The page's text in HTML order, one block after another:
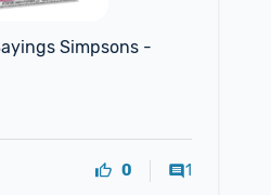
Simpsons -
0 1